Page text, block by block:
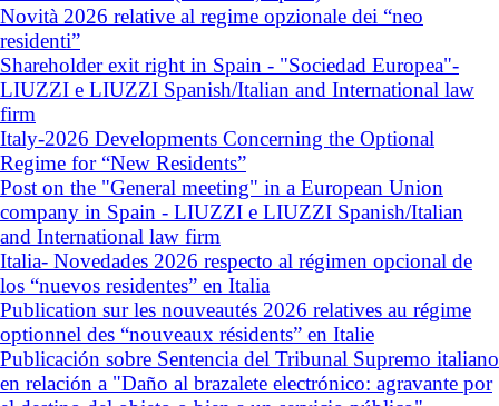
Novità 2026 relative al regime opzionale dei “neo
residenti”
Shareholder exit right in Spain - "Sociedad Europea"-
LIUZZI e LIUZZI Spanish/Italian and International law
firm
Italy-2026 Developments Concerning the Optional
Regime for “New Residents”
Post on the "General meeting" in a European Union
company in Spain - LIUZZI e LIUZZI Spanish/Italian
and International law firm
Italia- Novedades 2026 respecto al régimen opcional de
los “nuevos residentes” en Italia
Publication sur les nouveautés 2026 relatives au régime
optionnel des “nouveaux résidents” en Italie
Publicación sobre Sentencia del Tribunal Supremo italiano
en relación a "Daño al brazalete electrónico: agravante por